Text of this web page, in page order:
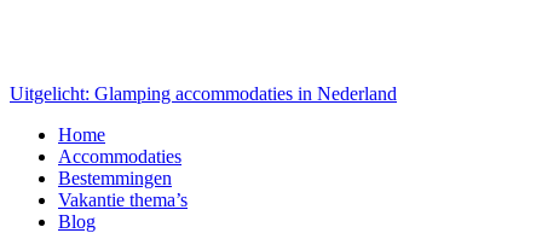
Uitgelicht: Glamping accommodaties in Nederland
Home
Accommodaties
Bestemmingen
Vakantie thema’s
Blog